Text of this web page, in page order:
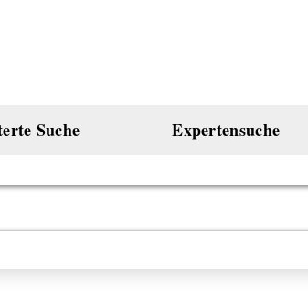
Suche Expertensuche